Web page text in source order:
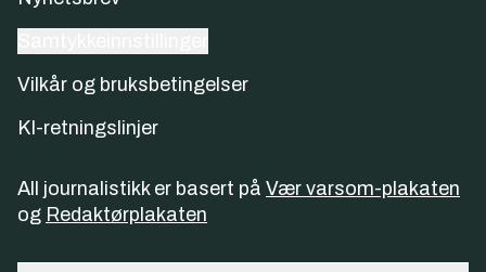
Vilkår og bruksbetingelser
KI-retningslinjer
All journalistikk er basert på Vær varsom-plakaten
og Redaktørplakaten